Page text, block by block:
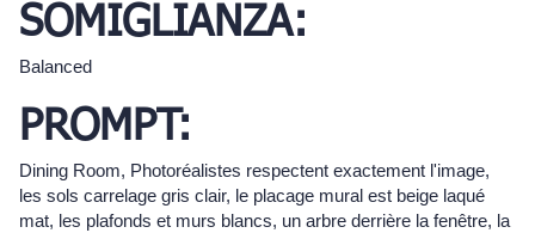
SOMIGLIANZA:
Balanced
PROMPT:
Dining Room, Photoréalistes respectent exactement l'image,
les sols carrelage gris clair, le placage mural est beige laqué
mat, les plafonds et murs blancs, un arbre derrière la fenêtre, la